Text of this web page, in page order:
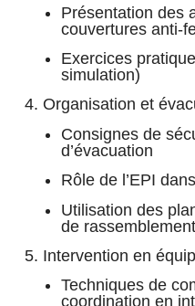
Présentation des
couvertures anti-
Exercices
simulation)
4. Organisation et
Consignes de
d’évacuation
Rôle de l’EPI
Utilisation des
de rassemblement
5. Intervention en
Techniques de
coordination en